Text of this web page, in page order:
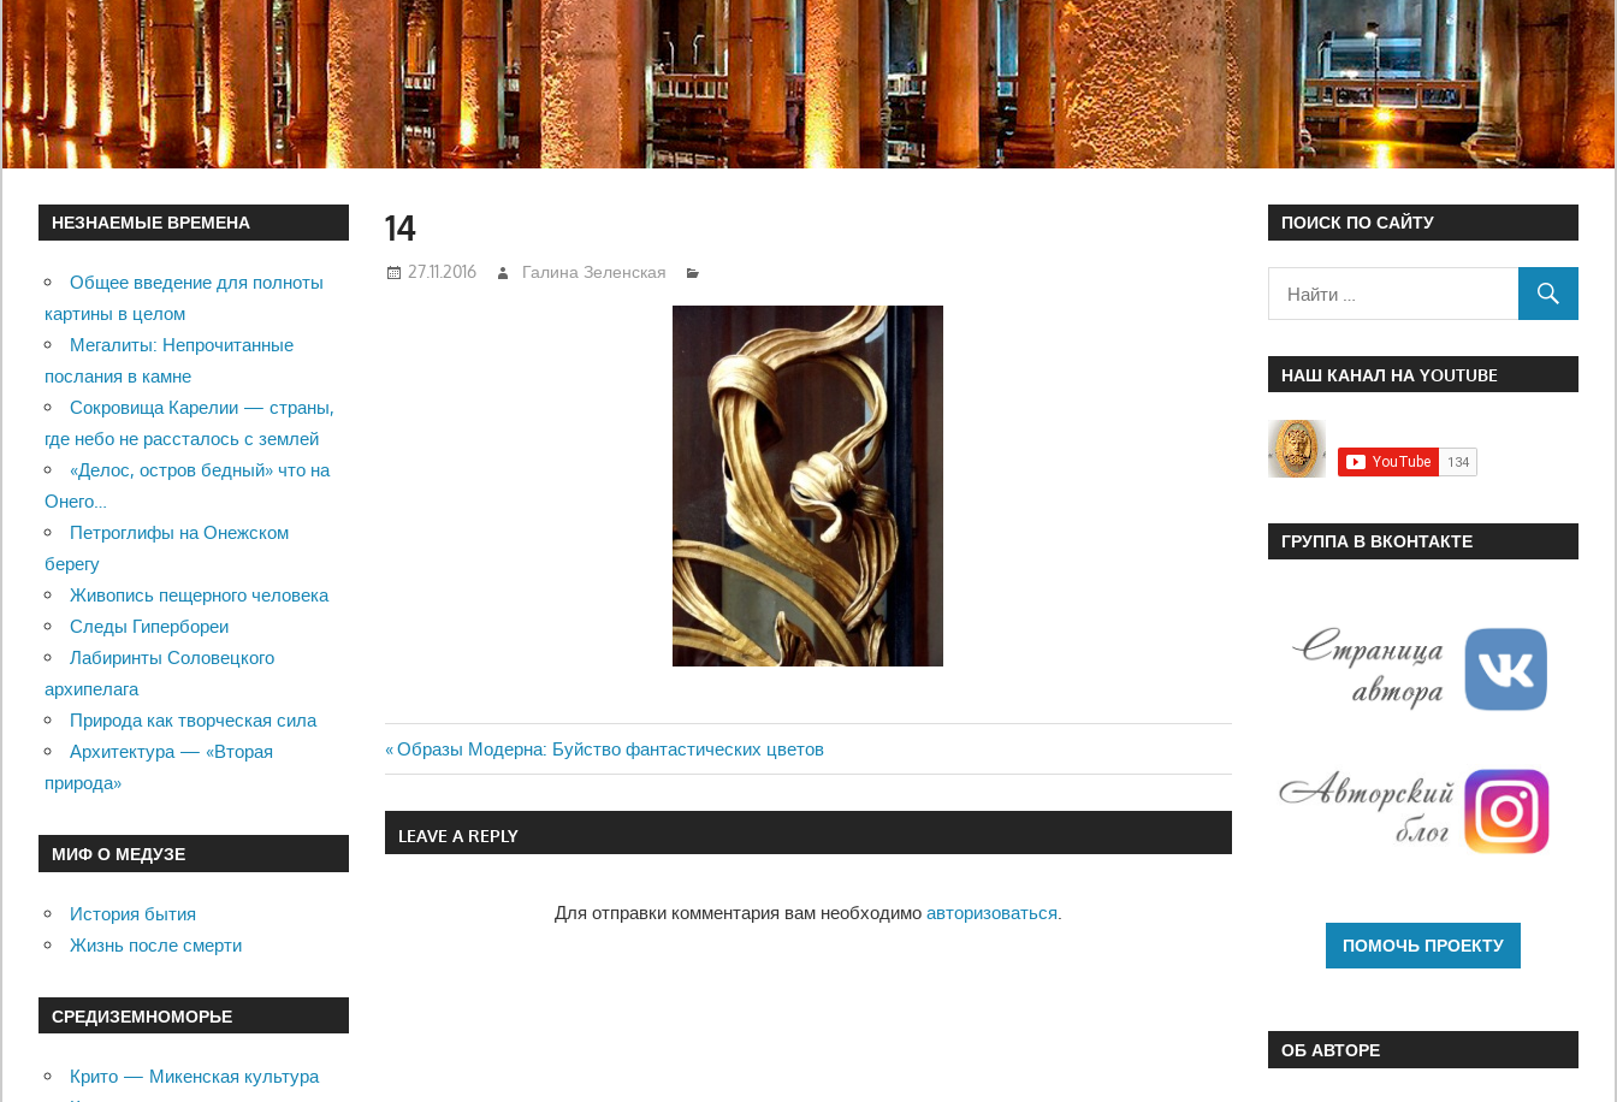
14
27.11.2016 Галина Зеленская
Навигация
по
Previous
Post:
Образы Модерна: Буйство фантастических цветов
LEAVE A REPLY
Для отправки комментария вам необходимо авторизоваться.
НЕЗНАЕМЫЕ ВРЕМЕНА
Общее введение для полноты
картины в целом
Мегалиты: Непрочитанные
послания в камне
Сокровища Карелии — страны,
где небо не рассталось с землей
«Делос, остров бедный» что на
Онего…
Петроглифы на Онежском
берегу
Живопись пещерного человека
Следы Гипербореи
Лабиринты Соловецкого
архипелага
Природа как творческая сила
Архитектура — «Вторая
природа»
МИФ О МЕДУЗЕ
История бытия
Жизнь после смерти
СРЕДИЗЕМНОМОРЬЕ
Крито — Микенская культура
ПОИСК ПО САЙТУ
НАШ КАНАЛ НА YOUTUBE
ГРУППА В ВКОНТАКТЕ
ОБ АВТОРЕ